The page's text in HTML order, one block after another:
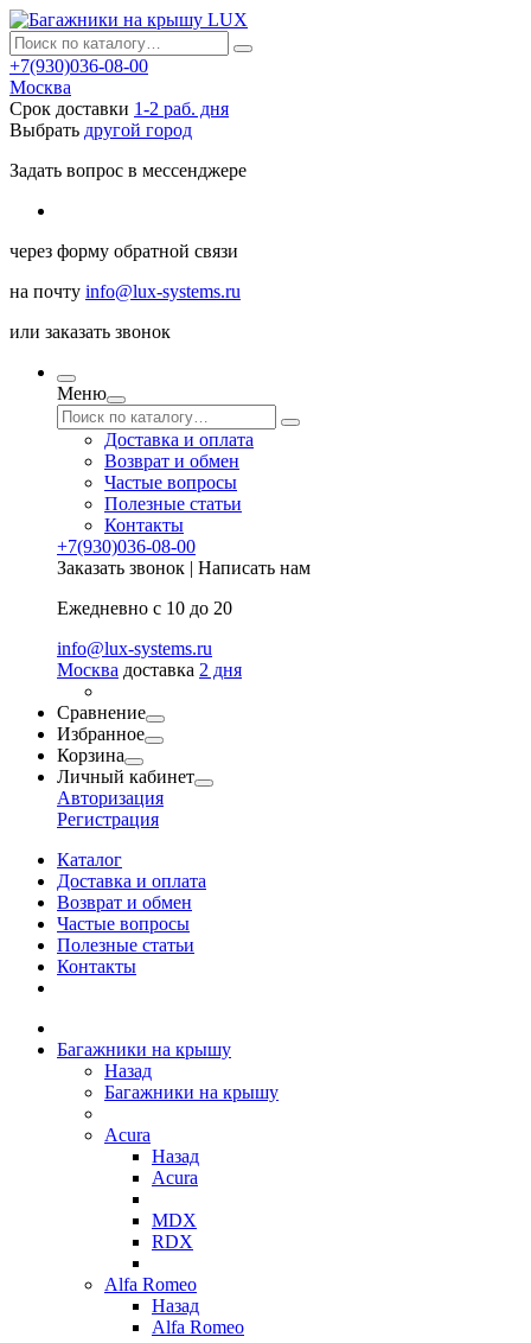
+7(930)036-08-00
Москва
Срок доставки 1-2 раб. дня
Выбрать другой город
Задать вопрос в мессенджере
через форму обратной связи
на почту info@lux-systems.ru
или заказать звонок
Меню
Доставка и оплата
Возврат и обмен
Частые вопросы
Полезные статьи
Контакты
+7(930)036-08-00
Заказать звонок | Написать нам
Ежедневно с 10 до 20
info@lux-systems.ru
Москва доставка 2 дня
Сравнение
Избранное
Корзина
Личный кабинет
Авторизация
Регистрация
Каталог
Доставка и оплата
Возврат и обмен
Частые вопросы
Полезные статьи
Контакты
Багажники на крышу
Назад
Багажники на крышу
Acura
Назад
Acura
MDX
RDX
Alfa Romeo
Назад
Alfa Romeo